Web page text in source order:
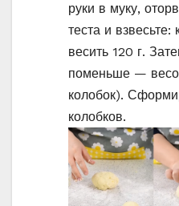
руки в муку,
теста и
весить 120 г.
поменьше —
колобок).
колобков.